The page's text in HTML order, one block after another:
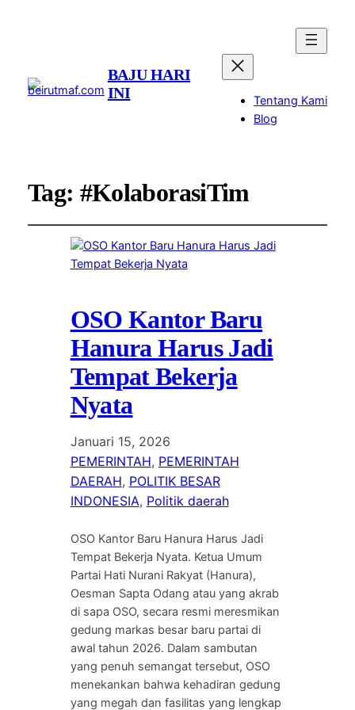
BAJU HARI
INI
Tentang Kami
Blog
Tag: #KolaborasiTim
OSO Kantor Baru
Hanura Harus Jadi
Tempat Bekerja
Nyata
Januari 15, 2026
PEMERINTAH, PEMERINTAH
DAERAH, POLITIK BESAR
INDONESIA, Politik daerah
OSO Kantor Baru Hanura Harus Jadi
Tempat Bekerja Nyata. Ketua Umum
Partai Hati Nurani Rakyat (Hanura),
Oesman Sapta Odang atau yang akrab
di sapa OSO, secara resmi meresmikan
gedung markas besar baru partai di
awal tahun 2026. Dalam sambutan
yang penuh semangat tersebut, OSO
menekankan bahwa kehadiran gedung
yang megah dan fasilitas yang lengkap